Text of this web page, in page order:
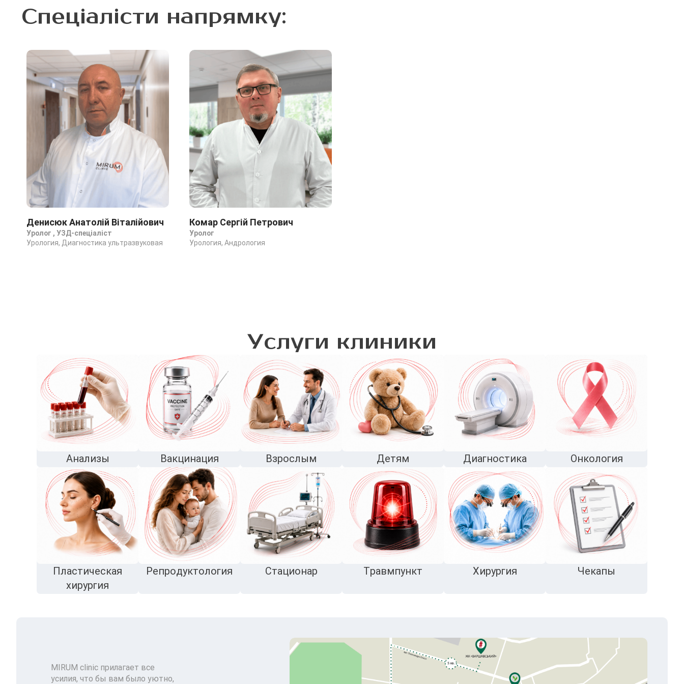
Спеціалісти напрямку:
Денисюк Анатолій Віталійович
Уролог , УЗД-спеціаліст
Урология, Диагностика ультразвуковая
Комар Сергій Петрович
Уролог
Урология, Андрология
Услуги клиники
Анализы Вакцинация Взрослым Детям Диагностика Онкология
Пластическая
хирургия
Репродуктология Стационар Травмпункт Хирургия Чекапы
MIRUM clinic прилагает все
усилия, что бы вам было уютно,